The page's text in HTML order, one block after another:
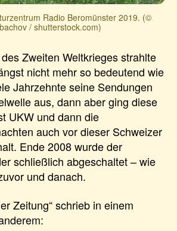
Radio Beromünster 2019. (©
/ shutterstock.com)
Zweiten Weltkrieges strahlte
nicht mehr so bedeutend wie
Jahrzehnte seine Sendungen
aus, dann aber ging diese
UKW und dann die
auch vor dieser Schweizer
Ende 2008 wurde der
schließlich abgeschaltet – wie
und danach.
Zeitung“ schrieb in einem